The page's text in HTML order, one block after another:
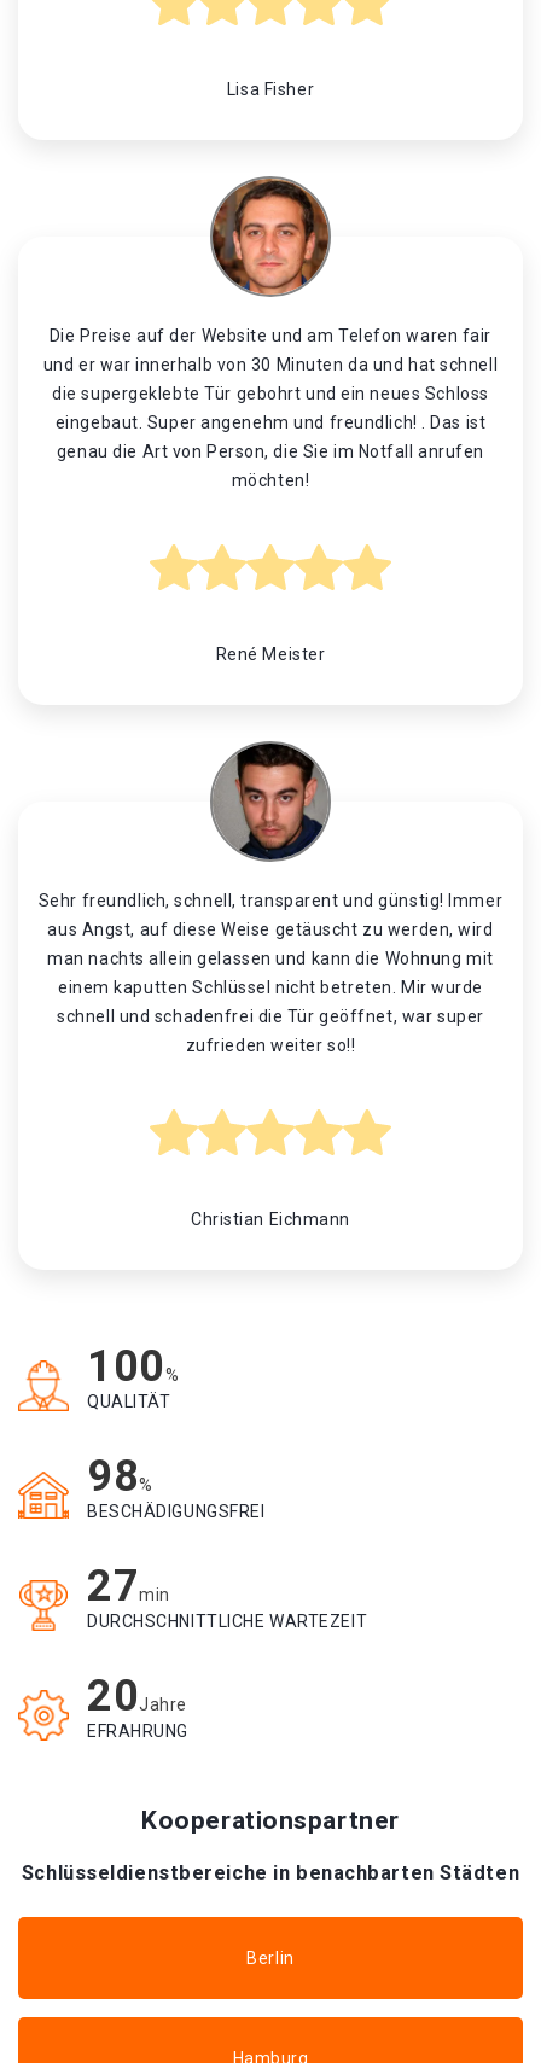
Lisa Fisher
Die Preise auf der Website und am Telefon waren fair
und er war innerhalb von 30 Minuten da und hat schnell
die supergeklebte Tür gebohrt und ein neues Schloss
eingebaut. Super angenehm und freundlich! . Das ist
genau die Art von Person, die Sie im Notfall anrufen
möchten!
René Meister
Sehr freundlich, schnell, transparent und günstig! Immer
aus Angst, auf diese Weise getäuscht zu werden, wird
man nachts allein gelassen und kann die Wohnung mit
einem kaputten Schlüssel nicht betreten. Mir wurde
schnell und schadenfrei die Tür geöffnet, war super
zufrieden weiter so!!
Christian Eichmann
100%
QUALITÄT
98%
BESCHÄDIGUNGSFREI
27min
DURCHSCHNITTLICHE WARTEZEIT
20Jahre
EFRAHRUNG
Kooperationspartner
Schlüsseldienstbereiche in benachbarten Städten
Berlin
Hamburg